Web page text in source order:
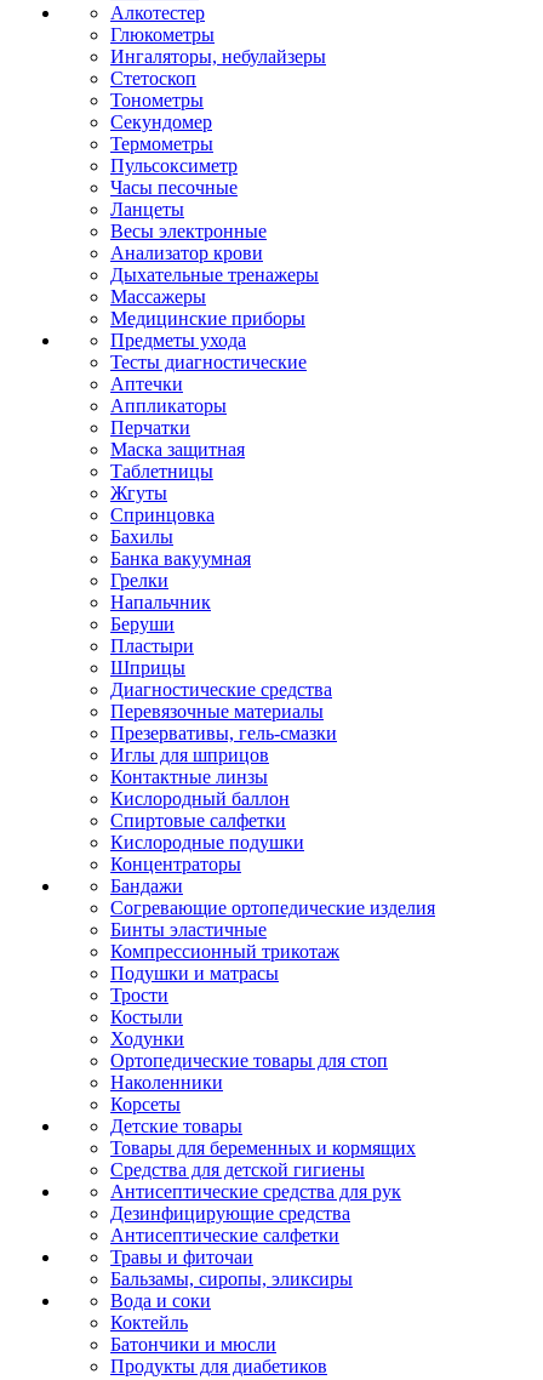
Алкотестер
Глюкометры
Ингаляторы, небулайзеры
Стетоскоп
Тонометры
Секундомер
Термометры
Пульсоксиметр
Часы песочные
Ланцеты
Весы электронные
Анализатор крови
Дыхательные тренажеры
Массажеры
Медицинские приборы
Предметы ухода
Тесты диагностические
Аптечки
Аппликаторы
Перчатки
Маска защитная
Таблетницы
Жгуты
Спринцовка
Бахилы
Банка вакуумная
Грелки
Напальчник
Беруши
Пластыри
Шприцы
Диагностические средства
Перевязочные материалы
Презервативы, гель-смазки
Иглы для шприцов
Контактные линзы
Кислородный баллон
Спиртовые салфетки
Кислородные подушки
Концентраторы
Бандажи
Согревающие ортопедические изделия
Бинты эластичные
Компрессионный трикотаж
Подушки и матрасы
Трости
Костыли
Ходунки
Ортопедические товары для стоп
Наколенники
Корсеты
Детские товары
Товары для беременных и кормящих
Средства для детской гигиены
Антисептические средства для рук
Дезинфицирующие средства
Антисептические салфетки
Травы и фиточаи
Бальзамы, сиропы, эликсиры
Вода и соки
Коктейль
Батончики и мюсли
Продукты для диабетиков